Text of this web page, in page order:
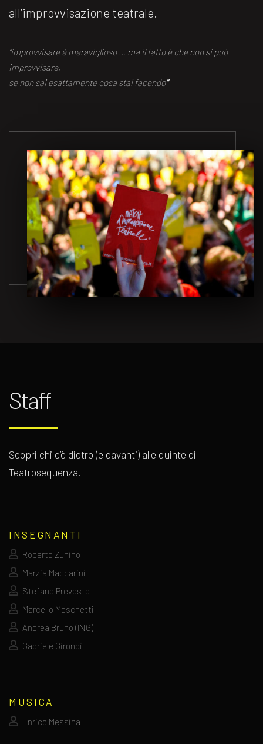
all’improvvisazione teatrale.
“improvvisare è meraviglioso … ma il fatto è che non si può
improvvisare,
se non sai esattamente cosa stai facendo“
Staff
Scopri chi c’è dietro (e davanti) alle quinte di
Teatrosequenza.
INSEGNANTI
Roberto Zunino
Marzia Maccarini
Stefano Prevosto
Marcello Moschetti
Andrea Bruno (ING)
Gabriele Girondi
MUSICA
Enrico Messina